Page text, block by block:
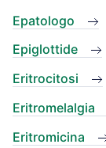
Epatologo
Epiglottide
Eritrocitosi
Eritromelalgia
Eritromicina